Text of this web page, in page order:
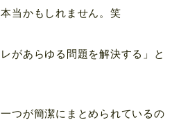
当かもしれません。笑
があらゆる問題を解決する」と
つが簡潔にまとめられているの